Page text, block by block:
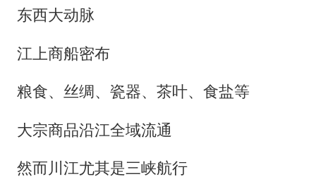
东西大动脉
江上商船密布
粮食、丝绸、瓷器、茶叶、食盐等
大宗商品沿江全域流通
然而川江尤其是三峡航行